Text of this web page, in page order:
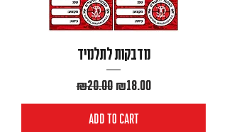
מדבקות לתלמיד
Regular Price
₪20.00 Sale Price
₪18.00
Add to Cart